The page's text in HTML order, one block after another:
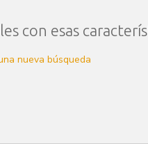
con esas
nueva búsqueda